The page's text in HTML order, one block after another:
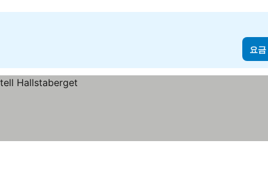
요